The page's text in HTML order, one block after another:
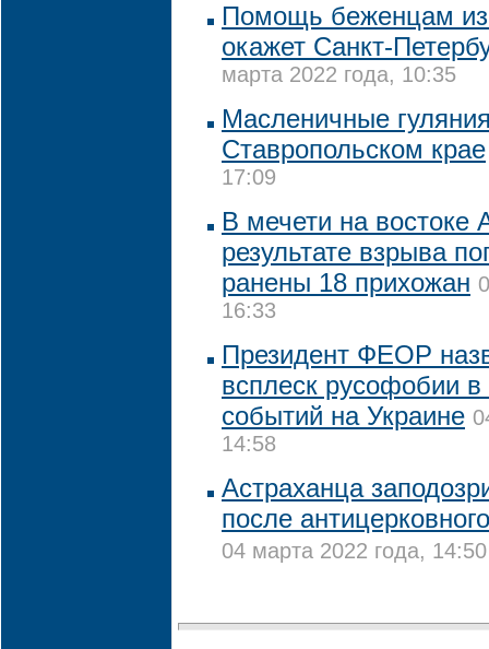
Помощь беженцам
окажет Санкт-
марта 2022 года, 10:35
Масленичные
Ставропольском крае
17:09
В мечети на востоке
результате взрыва
ранены 18 прихожан
16:33
Президент ФЕОР
всплеск русофобии
событий на Украине
14:58
Астраханца
после
04 марта 2022 года, 14:50